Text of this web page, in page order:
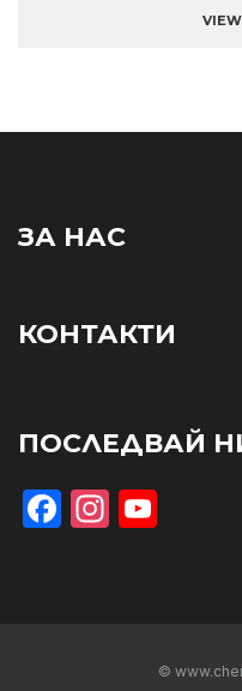
ЗА НАС
КОНТАКТИ
ПОСЛЕДВАЙ
Facebook
©